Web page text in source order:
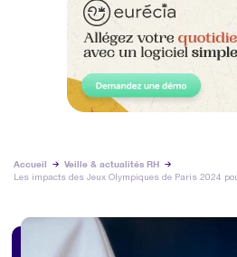
Accueil
Veille & actualités RH
Les impacts des Jeux Olympiques de Paris 2024